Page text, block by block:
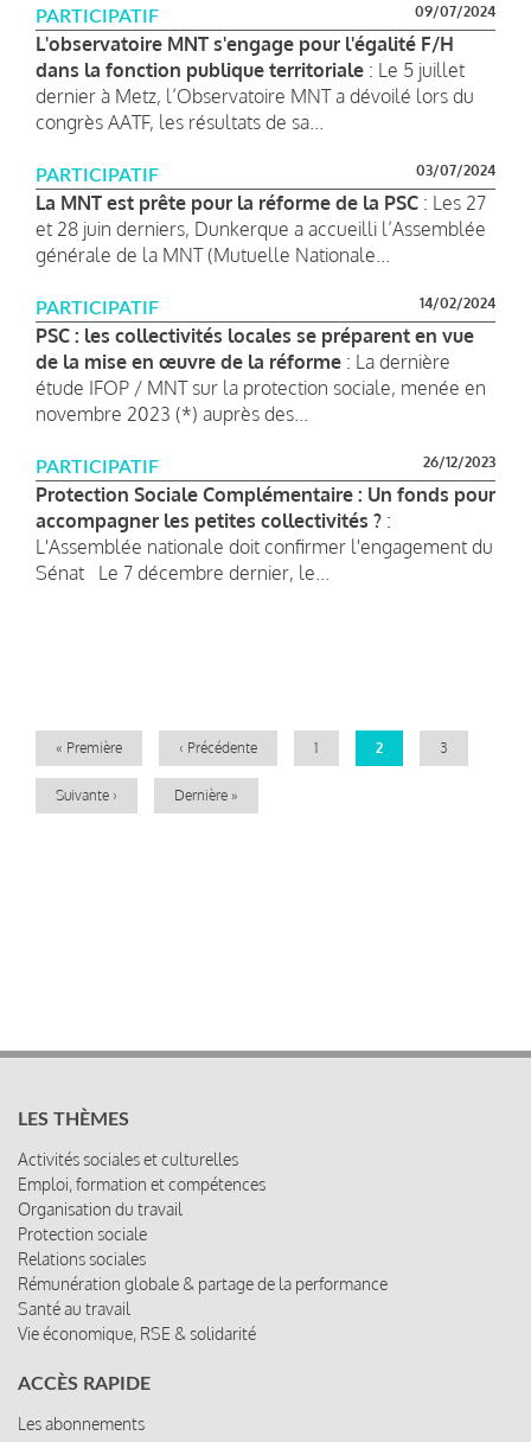
PARTICIPATIF 09/07/2024
L'observatoire MNT s'engage pour l'égalité F/H
dans la fonction publique territoriale : Le 5 juillet
dernier à Metz, l’Observatoire MNT a dévoilé lors du
congrès AATF, les résultats de sa...
PARTICIPATIF 03/07/2024
La MNT est prête pour la réforme de la PSC : Les 27
et 28 juin derniers, Dunkerque a accueilli l’Assemblée
générale de la MNT (Mutuelle Nationale...
PARTICIPATIF 14/02/2024
PSC : les collectivités locales se préparent en vue
de la mise en œuvre de la réforme : La dernière
étude IFOP / MNT sur la protection sociale, menée en
novembre 2023 (*) auprès des...
PARTICIPATIF 26/12/2023
Protection Sociale Complémentaire : Un fonds pour
accompagner les petites collectivités ? :
L'Assemblée nationale doit confirmer l'engagement du
Sénat Le 7 décembre dernier, le...
Première
« Première
Page
‹ Précédente Page
1
Page
2 Page
3
Page
Suivante ›
Dernière
Dernière »
LES THÈMES
Activités sociales et culturelles
Emploi, formation et compétences
Organisation du travail
Protection sociale
Relations sociales
Rémunération globale & partage de la performance
Santé au travail
Vie économique, RSE & solidarité
ACCÈS RAPIDE
Les abonnements